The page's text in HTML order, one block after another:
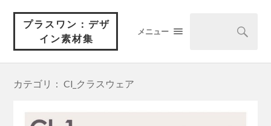
プラスワン：デザ
イン素材集
メニュー
カテゴリ： Cl_クラスウェア